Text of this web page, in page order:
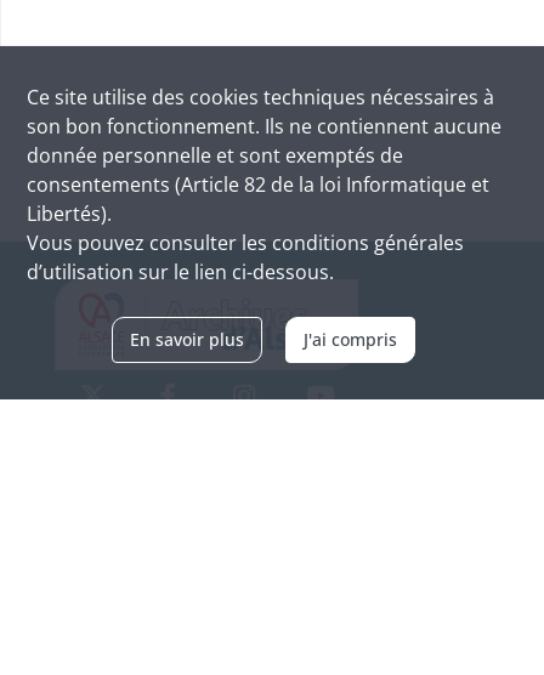
Ce site utilise des cookies techniques nécessaires à
son bon fonctionnement. Ils ne contiennent aucune
donnée personnelle et sont exemptés de
consentements (Article 82 de la loi Informatique et
Libertés).
Vous pouvez consulter les conditions générales
d’utilisation sur le lien ci-dessous.
En savoir plus J'ai compris